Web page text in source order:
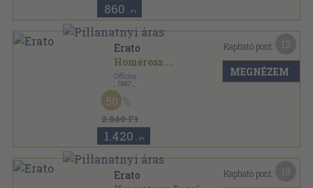
860 ,-Ft
Erato
Homérosz ...
Officina
1947
Könyvkötői kötés
2.840 Ft
50
1.420 ,-Ft
Kapható pont:
MEGNÉZEM
Erato
Kapható pont: